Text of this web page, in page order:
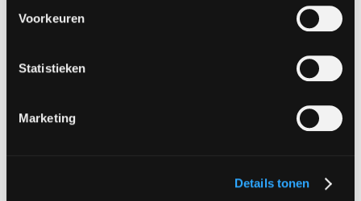
Voorkeuren
Statistieken
Marketing
Details tonen
sensoren, databases en weersvoorspellingen wordt
Kortom: minder water, meer aardappelen.